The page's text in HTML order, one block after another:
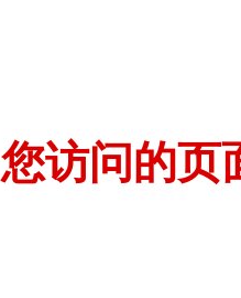
您访问的页